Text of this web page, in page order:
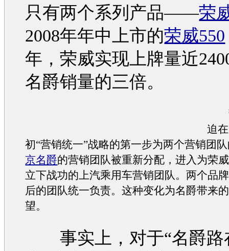
只有两个系列产品——荣
2008年年中上市的荣威550
年，荣威实现上牌量近
名爵销量的三倍。
迫
初“营销统一”战略的第一步为两个营销团
京名爵的营销团队被重新分配，进入为荣威
立下战功的上汽乘用车营销团队。两个品
后的团队统一负责。这种变化为名爵带来
望。
事实上，对于“名爵路